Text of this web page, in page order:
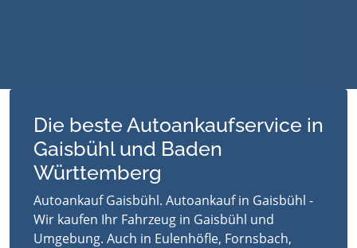
Die beste Autoankaufservice in
Gaisbühl und Baden
Württemberg
Autoankauf Gaisbühl. Autoankauf in Gaisbühl -
Wir kaufen Ihr Fahrzeug in Gaisbühl und
Umgebung. Auch in Eulenhöfle, Fornsbach,